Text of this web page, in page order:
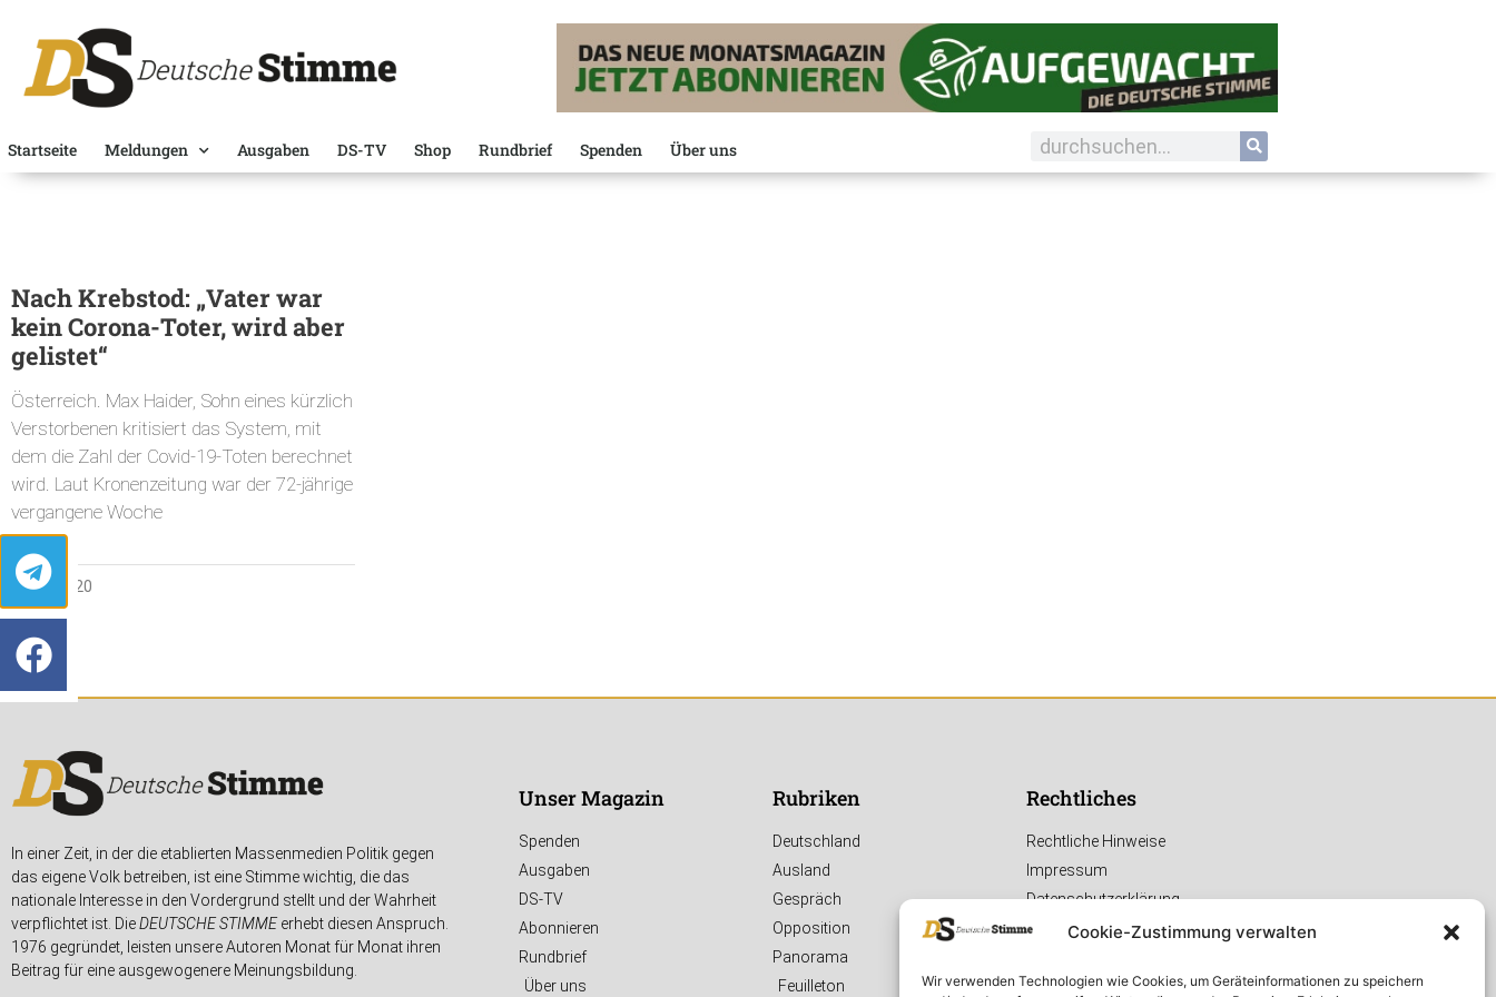
Cookie-Zustimmung verwalten
Wir verwenden Technologien wie Cookies, um Geräteinformationen zu speichern
Startseite Meldungen Ausgaben DS-TV Shop Rundbrief Spenden Über uns
Nach Krebstod: „Vater war
kein Corona-Toter, wird aber
gelistet“
Österreich. Max Haider, Sohn eines kürzlich
Verstorbenen kritisiert das System, mit
dem die Zahl der Covid-19-Toten berechnet
wird. Laut Kronenzeitung war der 72-jährige
vergangene Woche
7. MAI 2020
In einer Zeit, in der die etablierten Massenmedien Politik gegen
das eigene Volk betreiben, ist eine Stimme wichtig, die das
nationale Interesse in den Vordergrund stellt und der Wahrheit
verpflichtet ist. DieDEUTSCHE STIMMEerhebt diesen Anspruch.
1976 gegründet, leisten unsere Autoren Monat für Monat ihren
Beitrag für eine ausgewogenere Meinungsbildung.
Unser Magazin
Spenden
Ausgaben
DS-TV
Abonnieren
Rundbrief
Über uns
Rubriken
Deutschland
Ausland
Gespräch
Opposition
Panorama
Feuilleton
Rechtliches
Rechtliche Hinweise
Impressum
Datenschutzerklärung